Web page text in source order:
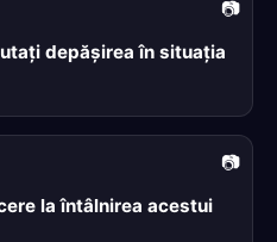
depăşirea în situaţia
la întâlnirea acestui